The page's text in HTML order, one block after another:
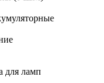
для ламп